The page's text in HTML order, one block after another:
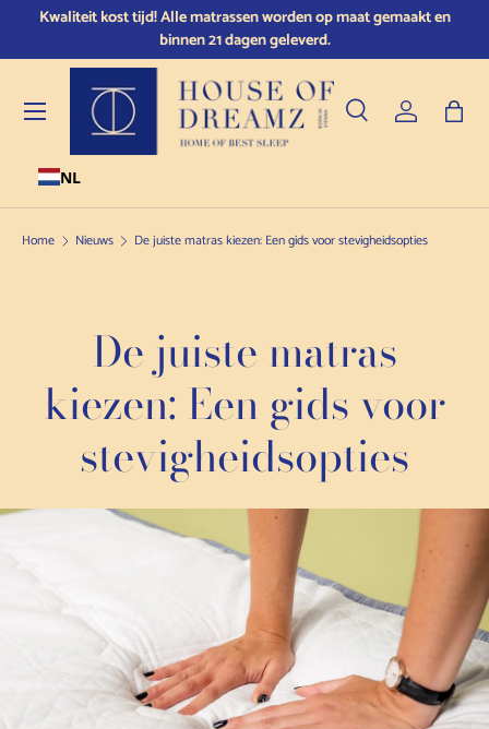
Doorgaan naar de inhoud
Kwaliteit kost tijd! Alle matrassen worden op maat gemaakt en
binnen 21 dagen geleverd.
NL
Zoeken
Producttype
ZoekenInloggen
Tas
Menu
Home Nieuws De juiste matras kiezen: Een gids voor stevigheidsopties
De juiste matras
kiezen: Een gids voor
stevigheidsopties